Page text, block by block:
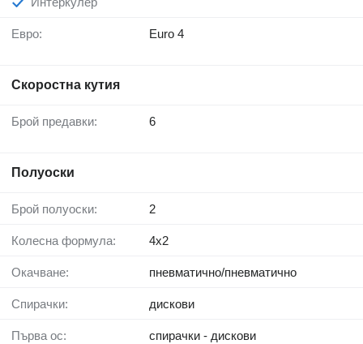
Евро: Euro 4
Скоростна кутия
Брой предавки: 6
Полуоски
Брой полуоски: 2
Колесна формула: 4x2
Окачване: пневматично/пневматично
Спирачки: дискови
Първа ос: спирачки - дискови